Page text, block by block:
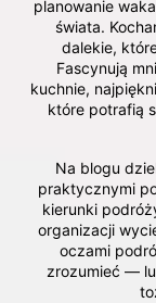
planowanie
świata.
dalekie,
Fascynują
kuchnie,
które potrafią
Na blogu
praktycznymi
kierunki
organizacji
oczami
zrozumieć —